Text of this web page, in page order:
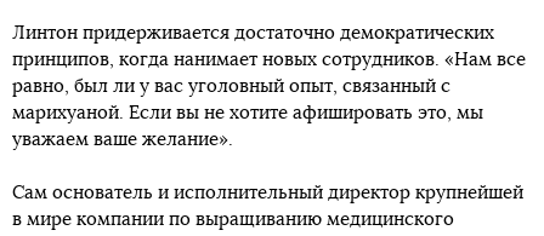
Линтон придерживается достаточно демократических
принципов, когда нанимает новых сотрудников. «Нам все
равно, был ли у вас уголовный опыт, связанный с
марихуаной. Если вы не хотите афишировать это, мы
уважаем ваше желание».
Сам основатель и исполнительный директор крупнейшей
в мире компании по выращиванию медицинского